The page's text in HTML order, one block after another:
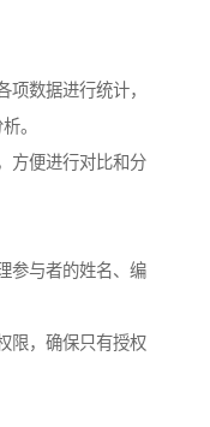
数据进行统计，
。
方便进行对比和分
参与者的姓名、编
限，确保只有授权